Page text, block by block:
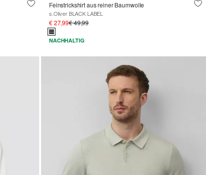
Feinstrickshirt aus reiner Baumwolle
s.Oliver BLACK LABEL
€ 27,99€ 49,99
NACHHALTIG